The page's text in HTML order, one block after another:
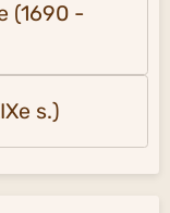
(1690 -
s.)